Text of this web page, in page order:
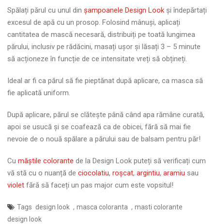
Spălați părul cu unul din șampoanele Design Look și îndepărtați
excesul de apă cu un prosop. Folosind mânuși, aplicați
cantitatea de mască necesară, distribuiți pe toată lungimea
părului, inclusiv pe rădăcini, masați ușor și lăsați 3 – 5 minute
să acționeze în funcție de ce intensitate vreți să obțineți.
Ideal ar fi ca părul să fie pieptănat după aplicare, ca masca să
fie aplicată uniform.
După aplicare, părul se clătește până când apa rămâne curată,
apoi se usucă și se coafează ca de obicei, fără să mai fie
nevoie de o nouă spălare a părului sau de balsam pentru păr!
Cu măștile colorante de la Design Look puteți să verificați cum
vă stă cu o nuanță de ciocolatiu, roșcat, argintiu, aramiu sau
violet fără să faceți un pas major cum este vopsitul!
Tags design look , masca coloranta , masti colorante
design look